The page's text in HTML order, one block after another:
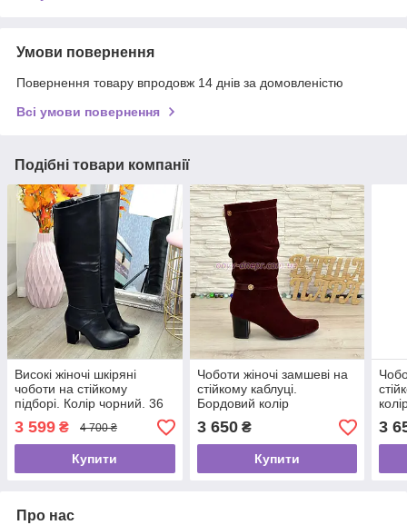
Умови повернення
Повернення товару впродовж 14 днів за домовленістю
Всі умови повернення
Подібні товари компанії
Високі жіночі шкіряні
чоботи на стійкому
підборі. Колір чорний. 36
розмір
3 599 ₴ 4 700 ₴
Купити
Чоботи жіночі замшеві на
стійкому каблуці.
Бордовий колір
3 650₴
Купити
3
Про нас